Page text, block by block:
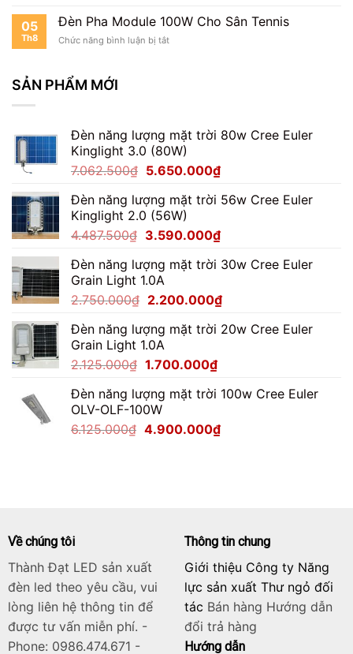
05
Th8
Đèn Pha Module 100W Cho Sân Tennis
Chức năng bình luận bị tắtở
Tennis
SẢN PHẨM MỚI
Đèn năng lượng mặt trời 80w Cree Euler
Kinglight 3.0 (80W)
7.062.500₫ Giá
là:
7.062.500₫.
5.650.000₫Giá
tại
5.650.000₫.
Đèn năng lượng mặt trời 56w Cree Euler
Kinglight 2.0 (56W)
4.487.500₫ Giá
là:
4.487.500₫.
3.590.000₫Giá
tại
3.590.000₫.
Đèn năng lượng mặt trời 30w Cree Euler
Grain Light 1.0A
2.750.000₫ Giá
là:
2.750.000₫.
2.200.000₫Giá
tại
Đèn năng lượng mặt trời 20w Cree Euler
Grain Light 1.0A
2.125.000₫ Giá
là:
2.125.000₫.
1.700.000₫Giá
tại
1.700.000₫.
Đèn năng lượng mặt trời 100w Cree Euler
OLV-OLF-100W
6.125.000₫ Giá
4.900.000₫Giá
Về chúng tôi
Thành Đạt LED sản xuất
đèn led theo yêu cầu, vui
lòng liên hệ thông tin để
được tư vấn miễn phí. -
Phone: 0986.474.671 -
Thông tin chung
Giới thiệu Công ty Năng
lực sản xuất Thư ngỏ đối
tác Bán hàng Hướng dẫn
đổi trả hàng
Hướng dẫn